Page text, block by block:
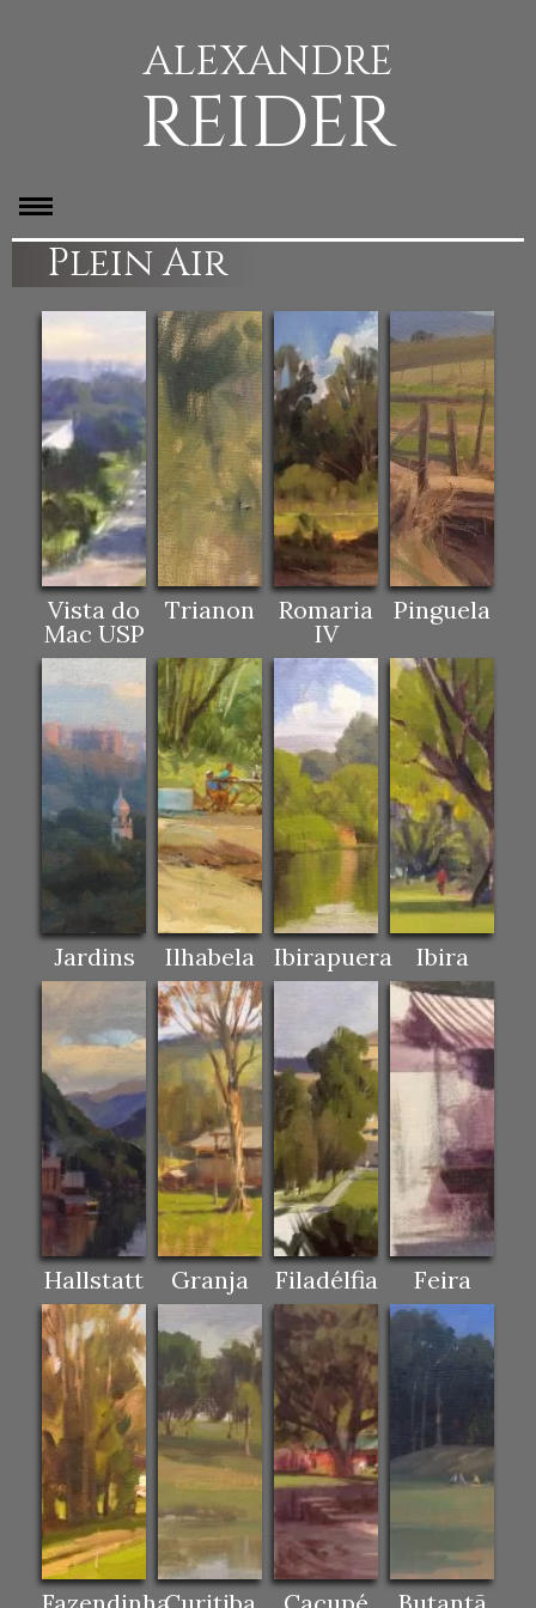
ALEXANDRE
REIDER
Plein Air
Vista do
Mac USP
Trianon
Romaria
IV
Pinguela
Jardins Ilhabela Ibirapuera Ibira
Hallstatt Granja Filadélfia Feira